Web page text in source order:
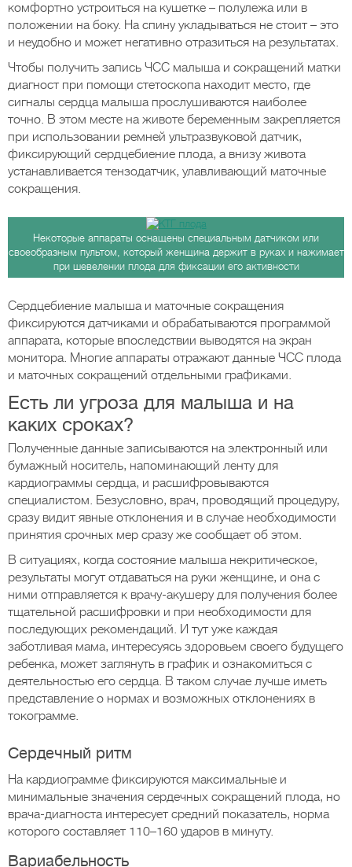
комфортно устроиться на кушетке – полулежа или в
положении на боку. На спину укладываться не стоит – это
и неудобно и может негативно отразиться на результатах.
Чтобы получить запись ЧСС малыша и сокращений матки
диагност при помощи стетоскопа находит место, где
сигналы сердца малыша прослушиваются наиболее
точно. В этом месте на животе беременным закрепляется
при использовании ремней ультразвуковой датчик,
фиксирующий сердцебиение плода, а внизу живота
устанавливается тензодатчик, улавливающий маточные
сокращения.
Некоторые аппараты оснащены специальным датчиком или
своеобразным пультом, который женщина держит в руках и нажимает
при шевелении плода для фиксации его активности
Сердцебиение малыша и маточные сокращения
фиксируются датчиками и обрабатываются программой
аппарата, которые впоследствии выводятся на экран
монитора. Многие аппараты отражают данные ЧСС плода
и маточных сокращений отдельными графиками.
Есть ли угроза для малыша и на
каких сроках?
Полученные данные записываются на электронный или
бумажный носитель, напоминающий ленту для
кардиограммы сердца, и расшифровываются
специалистом. Безусловно, врач, проводящий процедуру,
сразу видит явные отклонения и в случае необходимости
принятия срочных мер сразу же сообщает об этом.
В ситуациях, когда состояние малыша некритическое,
результаты могут отдаваться на руки женщине, и она с
ними отправляется к врачу-акушеру для получения более
тщательной расшифровки и при необходимости для
последующих рекомендаций. И тут уже каждая
заботливая мама, интересуясь здоровьем своего будущего
ребенка, может заглянуть в график и ознакомиться с
деятельностью его сердца. В таком случае лучше иметь
представление о нормах и возможных отклонениях в
токограмме.
Сердечный ритм
На кардиограмме фиксируются максимальные и
минимальные значения сердечных сокращений плода, но
врача-диагноста интересует средний показатель, норма
которого составляет 110–160 ударов в минуту.
Вариабельность